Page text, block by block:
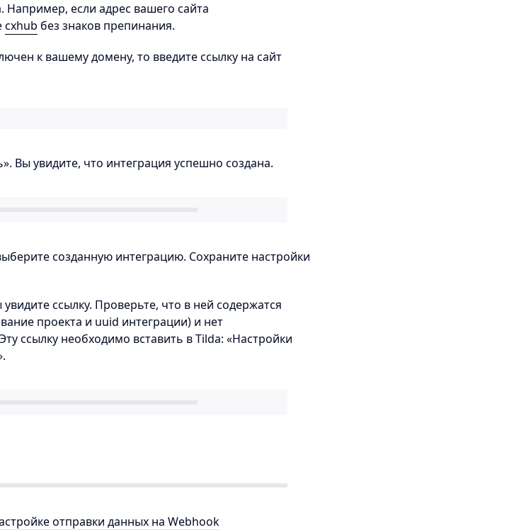
если адрес вашего сайта
cxhub без знаков препинания.
к вашему домену, то введите ссылку на сайт
Вы увидите, что интеграция успешно создана.
созданную интеграцию. Сохраните настройки
ссылку. Проверьте, что в ней содержатся
проекта и uuid интеграции) и нет
ссылку необходимо вставить в Tilda: «Настройки
отправки данных на Webhook